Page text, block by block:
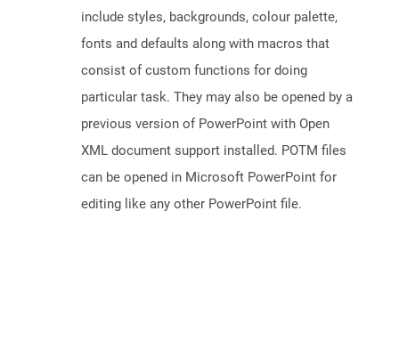
include styles, backgrounds, colour palette,
fonts and defaults along with macros that
consist of custom functions for doing
particular task. They may also be opened by a
previous version of PowerPoint with Open
XML document support installed. POTM files
can be opened in Microsoft PowerPoint for
editing like any other PowerPoint file.